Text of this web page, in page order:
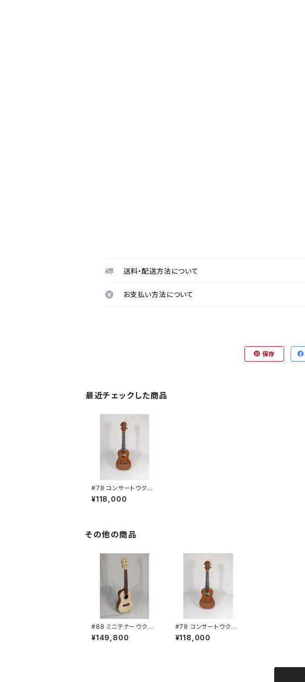
送料・配送方法について
お支払い方法について
保存
最近チェックした商品
#78 コンサートウクレ
レ
¥118,000
その他の商品
#88 ミニテナーウクレ
レ
¥149,800
#78 コンサートウクレ
レ
¥118,000